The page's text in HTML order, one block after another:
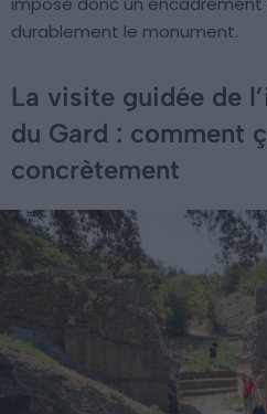
durablement le monument.
La visite guidée de
du Gard : comment
concrètement